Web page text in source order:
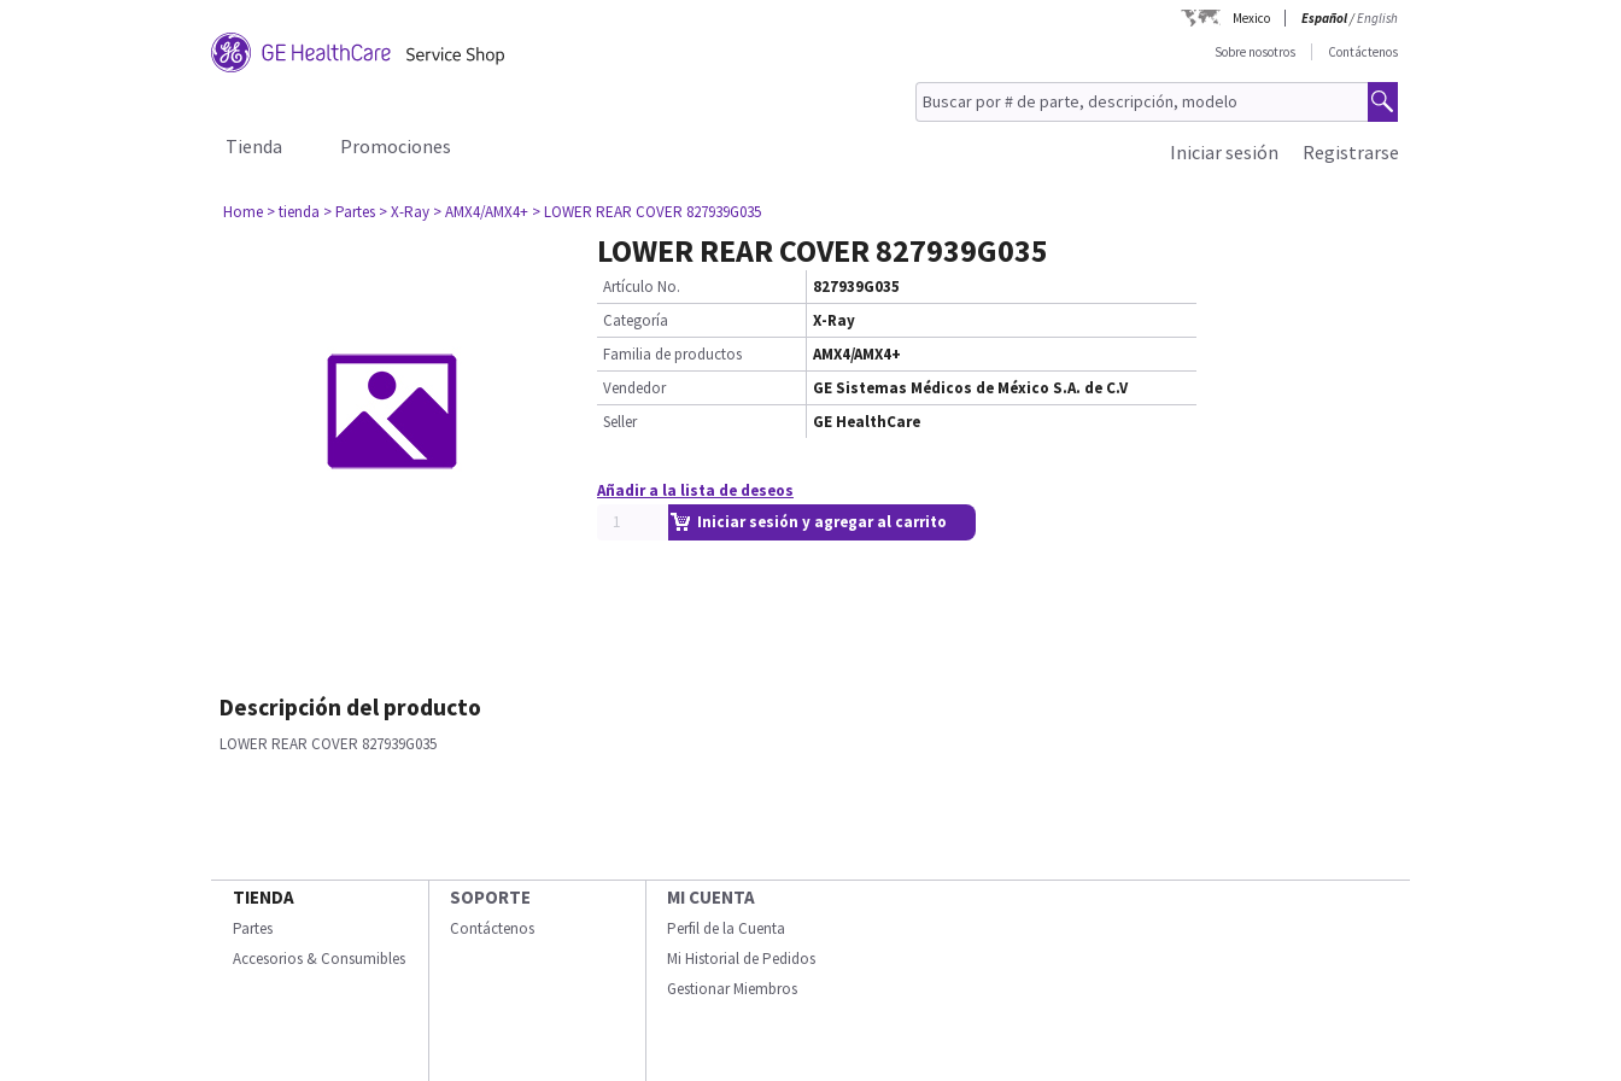
Mexico Español/English
Sobre nosotros
Contáctenos
Tienda Promociones Registrarse
Iniciar sesión
Home > tienda > Partes > X-Ray > AMX4/AMX4+ > LOWER REAR COVER 827939G035
LOWER REAR COVER 827939G035
Artículo No.
827939G035
Categoría
X-Ray
Familia de productos
AMX4/AMX4+
Vendedor
GE Sistemas Médicos de México S.A. de C.V
Seller
GE HealthCare
Añadir a la lista de deseos
Iniciar sesión y agregar al carrito
Descripción del producto
LOWER REAR COVER 827939G035
TIENDA
Partes
Accesorios & Consumibles
SOPORTE
Contáctenos
MI CUENTA
Perfil de la Cuenta
Mi Historial de Pedidos
Gestionar Miembros